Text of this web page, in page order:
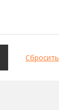
Сбросить